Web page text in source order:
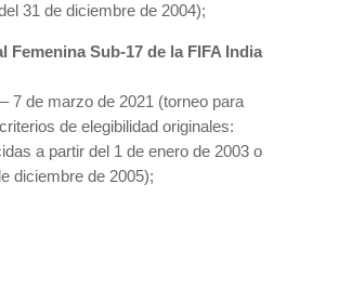
31 de diciembre de 2004);
Femenina Sub-17 de la FIFA India
7 de marzo de 2021 (torneo para
de elegibilidad originales:
a partir del 1 de enero de 2003 o
diciembre de 2005);